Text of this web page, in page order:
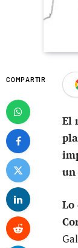
COMPARTIR
El
un
Lo